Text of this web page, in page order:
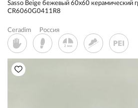
Sassо Beige бежевый 60x60 керамический
CR6060G0411R8
Ceradim Россия